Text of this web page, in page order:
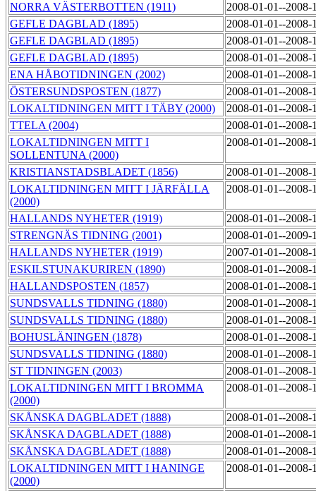
NORRA VÄSTERBOTTEN (1911)
2008-01-01--
GEFLE DAGBLAD (1895)
2008-01-01--
GEFLE DAGBLAD (1895)
2008-01-01--
GEFLE DAGBLAD (1895)
2008-01-01--
ENA HÅBOTIDNINGEN (2002)
2008-01-01--
ÖSTERSUNDSPOSTEN (1877)
2008-01-01--
LOKALTIDNINGEN MITT I TÄBY (2000)
2008-01-01--
TTELA (2004)
2008-01-01--
LOKALTIDNINGEN MITT I
SOLLENTUNA (2000)
2008-01-01--
KRISTIANSTADSBLADET (1856)
2008-01-01--
LOKALTIDNINGEN MITT I JÄRFÄLLA
(2000)
2008-01-01--
HALLANDS NYHETER (1919)
2008-01-01--
STRENGNÄS TIDNING (2001)
2008-01-01--
HALLANDS NYHETER (1919)
2007-01-01--
ESKILSTUNAKURIREN (1890)
2008-01-01--
HALLANDSPOSTEN (1857)
2008-01-01--
SUNDSVALLS TIDNING (1880)
2008-01-01--
SUNDSVALLS TIDNING (1880)
2008-01-01--
BOHUSLÄNINGEN (1878)
2008-01-01--
SUNDSVALLS TIDNING (1880)
2008-01-01--
ST TIDNINGEN (2003)
2008-01-01--
LOKALTIDNINGEN MITT I BROMMA
(2000)
2008-01-01--
SKÅNSKA DAGBLADET (1888)
2008-01-01--
SKÅNSKA DAGBLADET (1888)
2008-01-01--
SKÅNSKA DAGBLADET (1888)
2008-01-01--
LOKALTIDNINGEN MITT I HANINGE
(2000)
2008-01-01--